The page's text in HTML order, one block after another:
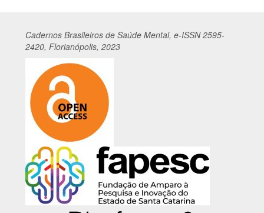
Cadernos Brasileiros de Saúde Mental, e-ISSN 2595-
2420, Florianópolis, 2023